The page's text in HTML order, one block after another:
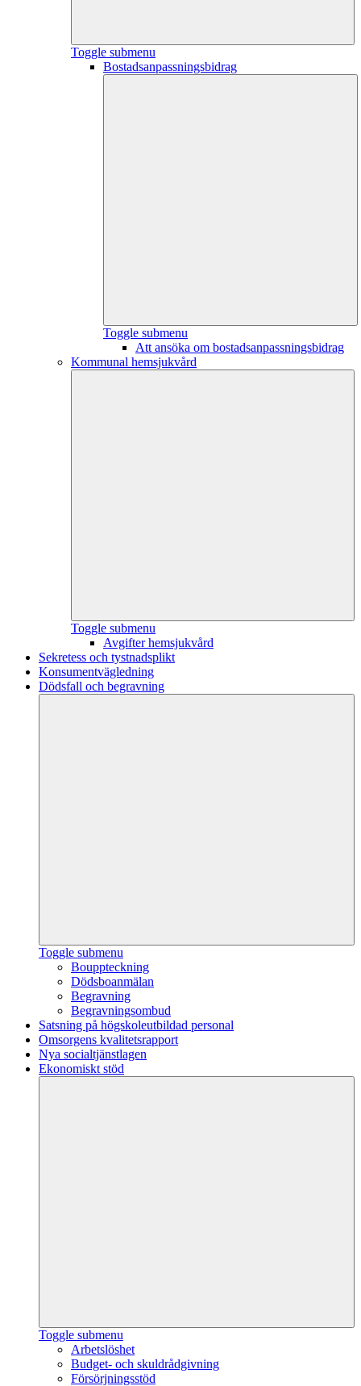
Toggle submenu
Bostadsanpassningsbidrag
Toggle submenu
Att ansöka om bostadsanpassningsbidrag
Kommunal hemsjukvård
Toggle submenu
Avgifter hemsjukvård
Sekretess och tystnadsplikt
Konsumentvägledning
Dödsfall och begravning
Toggle submenu
Bouppteckning
Dödsboanmälan
Begravning
Begravningsombud
Satsning på högskoleutbildad personal
Omsorgens kvalitetsrapport
Nya socialtjänstlagen
Ekonomiskt stöd
Toggle submenu
Arbetslöshet
Budget- och skuldrådgivning
Försörjningsstöd